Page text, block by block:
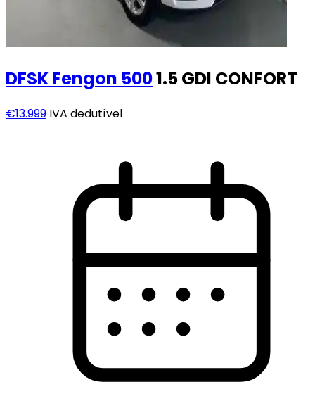
DFSKFengon 5001.5 GDI CONFORT
€13.999 IVA dedutível